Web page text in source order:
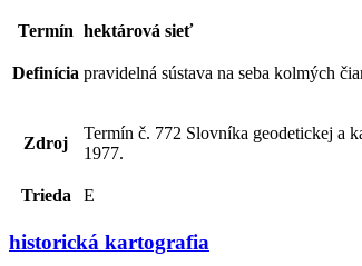
Termín hektárová sieť
Definícia pravidelná sústava na seba kolmých
Zdroj
Termín č. 772 Slovníka geodetickej a
1977.
Trieda E
historická kartografia